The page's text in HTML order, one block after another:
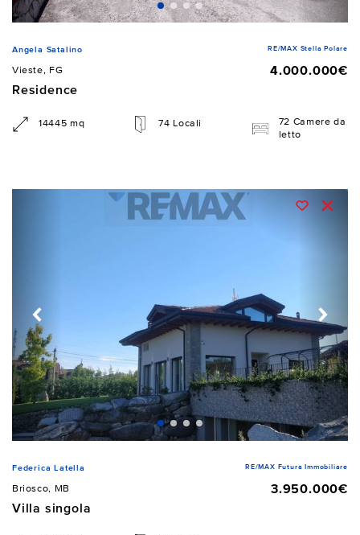
Angela Satalino RE/MAX Stella Polare
Vieste, FG
4.000.000€
Residence
14445 mq 74 Locali
72 Camere da
letto
Federica Latella RE/MAX Futura Immobiliare
Briosco, MB
3.950.000€
Villa singola